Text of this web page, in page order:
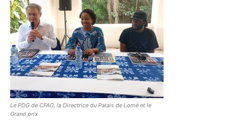
Le PDG de CFAO, la Directrice du Palais de Lomé et le
Grand prix